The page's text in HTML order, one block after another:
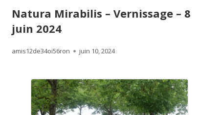
Natura Mirabilis – Vernissage – 8
juin 2024
Author
amis12de34oi56ron
Published
juin 10, 2024